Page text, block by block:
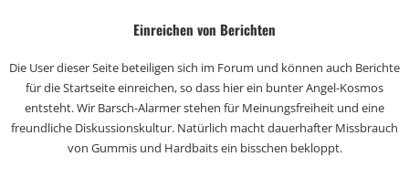
Einreichen von Berichten
Die User dieser Seite beteiligen sich im Forum und können auch Berichte
für die Startseite einreichen, so dass hier ein bunter Angel-Kosmos
entsteht. Wir Barsch-Alarmer stehen für Meinungsfreiheit und eine
freundliche Diskussionskultur. Natürlich macht dauerhafter Missbrauch
von Gummis und Hardbaits ein bisschen bekloppt.